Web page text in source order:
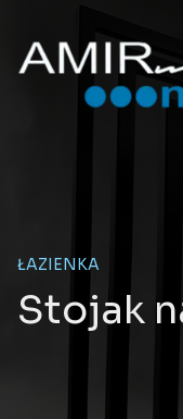
ŁAZIENKA
Stojak